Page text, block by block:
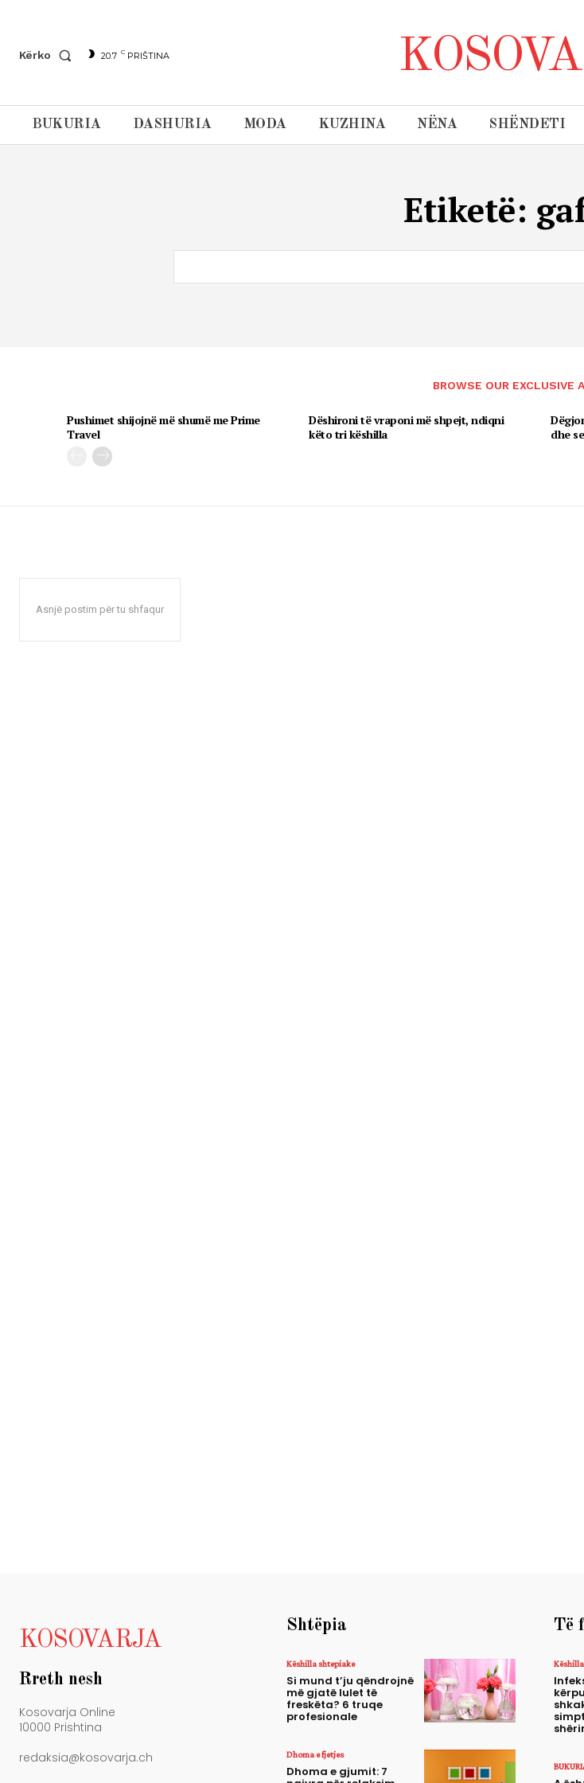
Kërko 20.7 C PRIŠTINA
BUKURIA DASHURIA MODA KUZHINA NËNA SHËNDETI
Etiketë:
BROWSE OUR EXCLUSIVE
Pushimet shijojnë më shumë me Prime
Travel
Dëshironi të vraponi më shpejt, ndiqni
këto tri këshilla
dhe
Asnjë postim për tu shfaqur
KOSOVARJA
Rreth nesh
Kosovarja Online
10000 Prishtina
redaksia@kosovarja.ch
Shtëpia
Këshilla shtepiake
Si mund t’ju qëndrojnë
më gjatë lulet të
freskëta? 6 truqe
profesionale
Dhoma e fjetjes
Dhoma e gjumit: 7
Të
Këshilla